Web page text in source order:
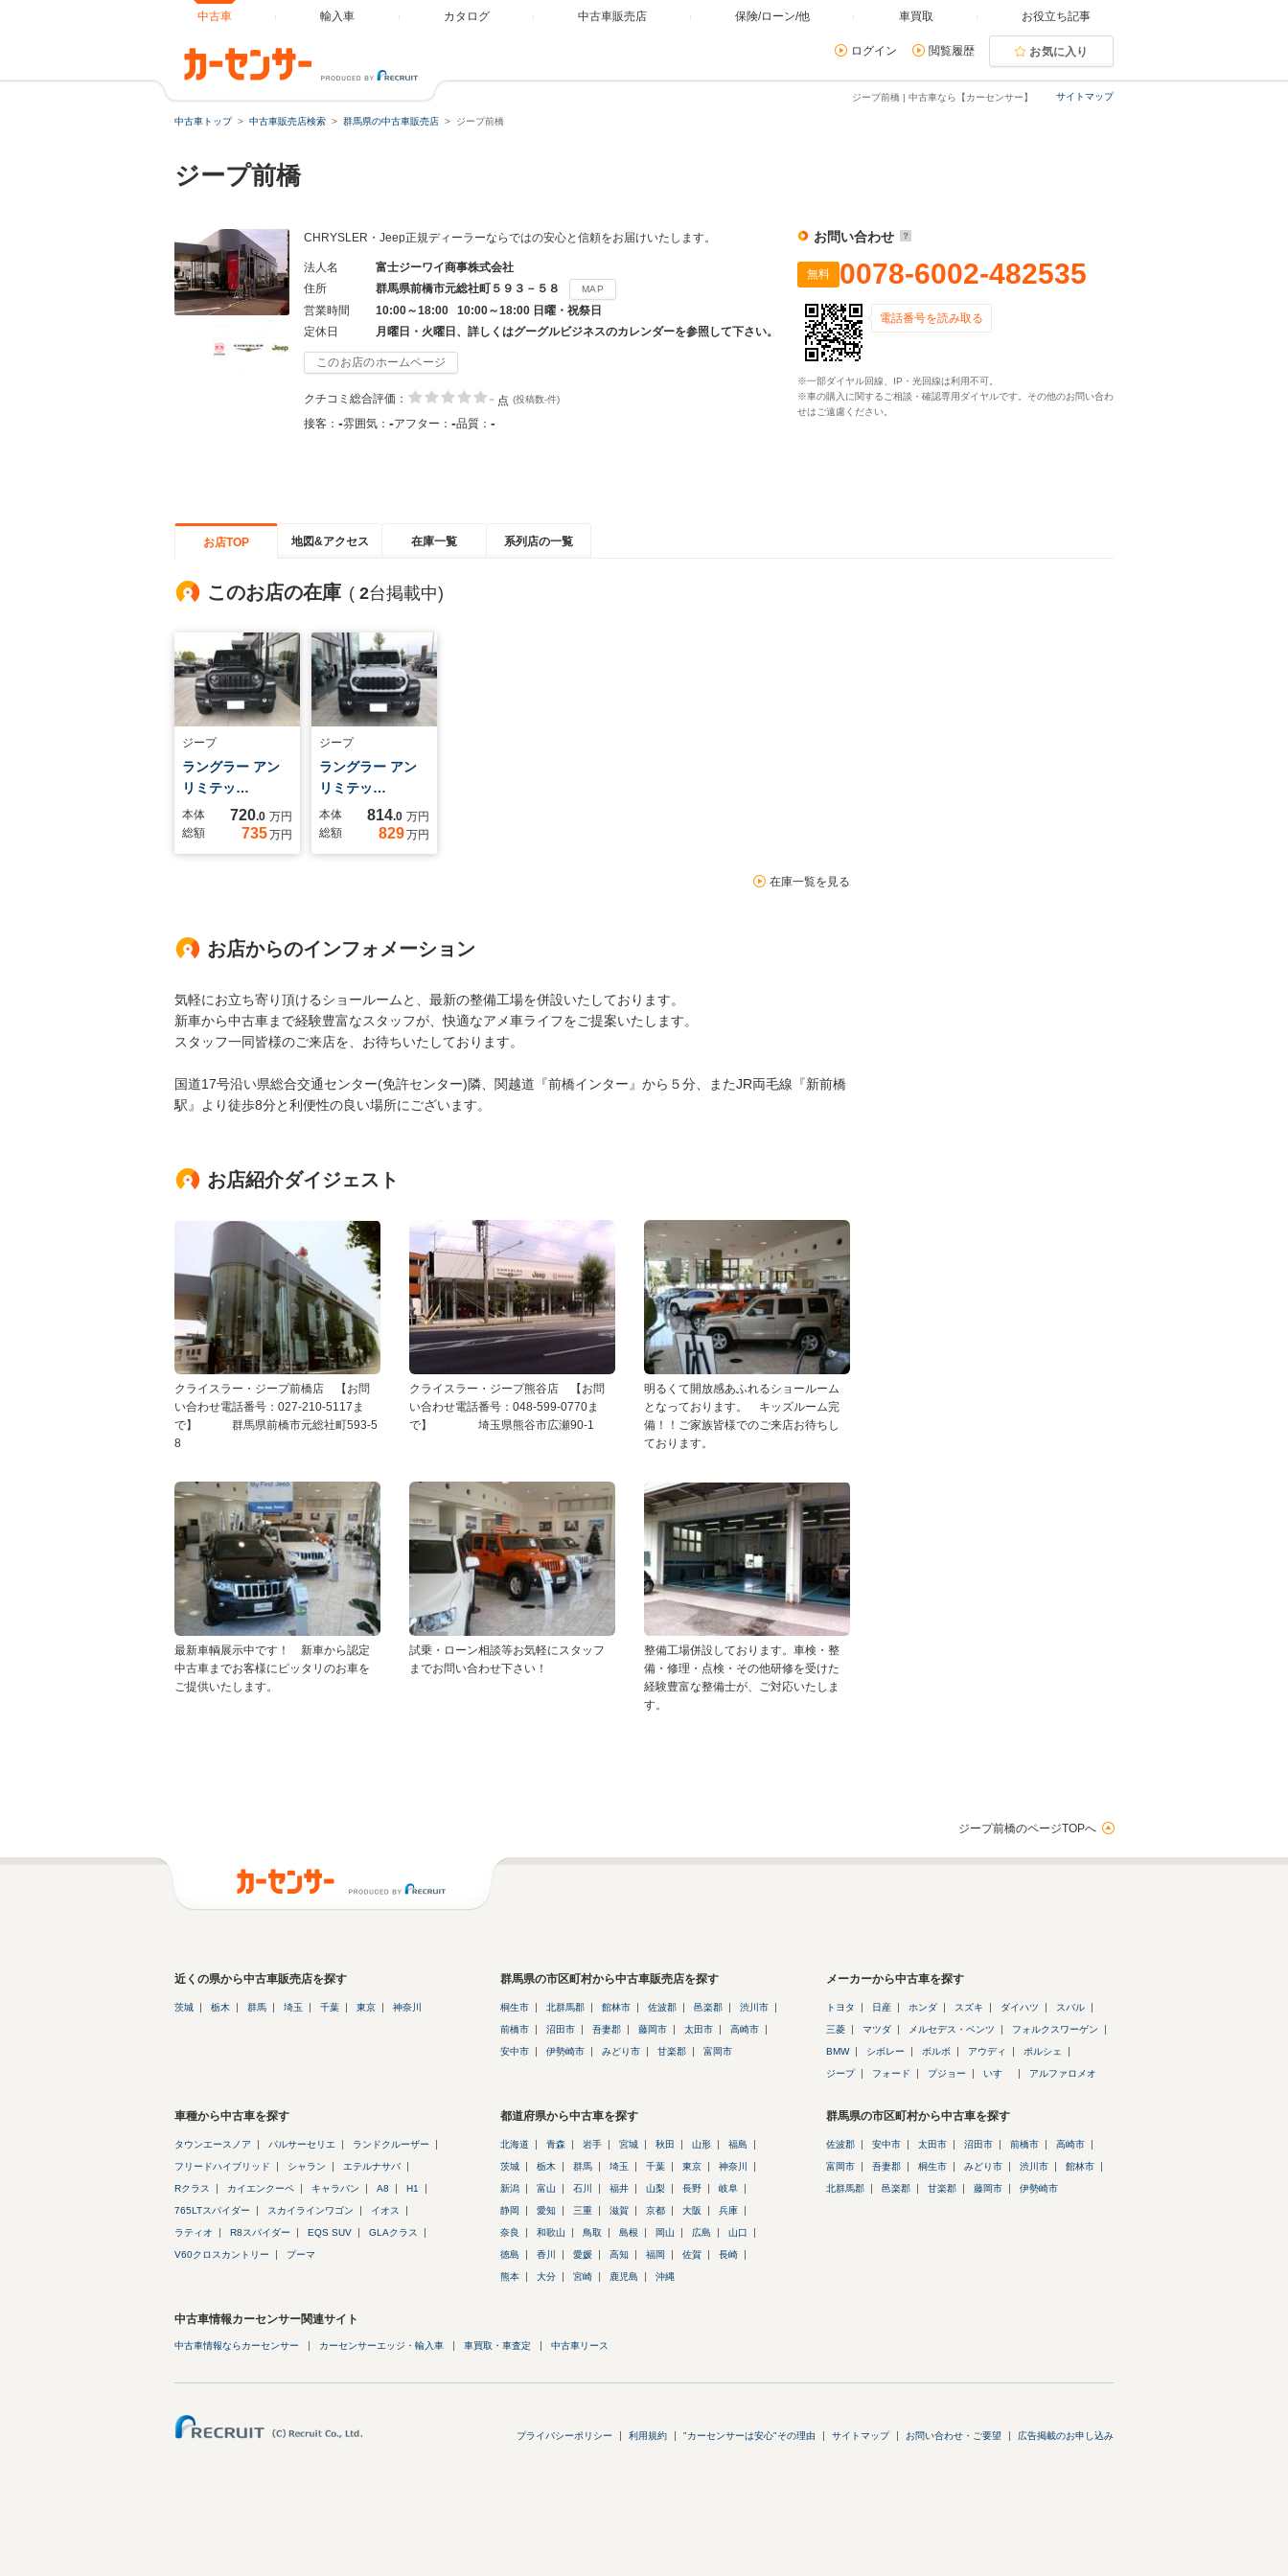
中古車 輸入車 カタログ 中古車販売店 保険/ローン/他 車買取 お役立ち記事
ログイン 閲覧履歴 お気に入り
サイトマップ
ジープ前橋 | 中古車なら【カーセンサー】
中古車トップ 中古車販売店検索 群馬県の中古車販売店 ジープ前橋
ジープ前橋
CHRYSLER・Jeep正規ディーラーならではの安心と信頼をお届けいたします。
法人名
富士ジーワイ商事株式会社
住所
群馬県前橋市元総社町５９３－５８ MAP
営業時間
10:00～18:00 10:00～18:00 日曜・祝祭日
定休日
月曜日・火曜日、詳しくはグーグルビジネスのカレンダーを参照して下さい。
このお店のホームページ
クチコミ総合評価： - 点 (投稿数-件)
接客： -雰囲気： -アフター： -品質： -
お問い合わせ
無料 0078-6002-482535
電話番号を読み取る
※一部ダイヤル回線、IP・光回線は利用不可。
※車の購入に関するご相談・確認専用ダイヤルです。その他のお問い合わ
せはご遠慮ください。
お店TOP 地図&アクセス 在庫一覧 系列店の一覧
このお店の在庫 ( 2台掲載中)
ジープ
ラングラー アン
リミテッ…
本体 720.0 万円
総額
735万円
ジープ
ラングラー アン
リミテッ…
本体 814.0 万円
総額
829万円
在庫一覧を見る
お店からのインフォメーション
気軽にお立ち寄り頂けるショールームと、最新の整備工場を併設いたしております。
新車から中古車まで経験豊富なスタッフが、快適なアメ車ライフをご提案いたします。
スタッフ一同皆様のご来店を、お待ちいたしております。
国道17号沿い県総合交通センター(免許センター)隣、関越道『前橋インター』から５分、またJR両毛線『新前橋
駅』より徒歩8分と利便性の良い場所にございます。
お店紹介ダイジェスト
クライスラー・ジープ前橋店 【お問
い合わせ電話番号：027-210-5117ま
で】 群馬県前橋市元総社町593-5
8
クライスラー・ジープ熊谷店 【お問
い合わせ電話番号：048-599-0770ま
で】 埼玉県熊谷市広瀬90-1
明るくて開放感あふれるショールーム
となっております。 キッズルーム完
備！！ご家族皆様でのご来店お待ちし
ております。
最新車輌展示中です！ 新車から認定
中古車までお客様にピッタリのお車を
ご提供いたします。
試乗・ローン相談等お気軽にスタッフ
までお問い合わせ下さい！
整備工場併設しております。車検・整
備・修理・点検・その他研修を受けた
経験豊富な整備士が、ご対応いたしま
す。
ジープ前橋のページTOPへ
近くの県から中古車販売店を探す
茨城 栃木 群馬 埼玉 千葉 東京 神奈川
群馬県の市区町村から中古車販売店を探す
桐生市 北群馬郡 館林市 佐波郡 邑楽郡 渋川市
前橋市 沼田市 吾妻郡 藤岡市 太田市 高崎市
安中市 伊勢崎市 みどり市 甘楽郡 富岡市
メーカーから中古車を探す
トヨタ 日産 ホンダ スズキ ダイハツ スバル
三菱 マツダ メルセデス・ベンツ フォルクスワーゲン
BMW シボレー ボルボ アウディ ポルシェ
ジープ フォード プジョー いすゞ アルファロメオ
車種から中古車を探す
タウンエースノア パルサーセリエ ランドクルーザー
フリードハイブリッド シャラン エテルナサバ
Rクラス カイエンクーペ キャラバン A8 H1
765LTスパイダー スカイラインワゴン イオス
ラティオ R8スパイダー EQS SUV GLAクラス
V60クロスカントリー プーマ
都道府県から中古車を探す
北海道 青森 岩手 宮城 秋田 山形 福島
茨城 栃木 群馬 埼玉 千葉 東京 神奈川
新潟 富山 石川 福井 山梨 長野 岐阜
静岡 愛知 三重 滋賀 京都 大阪 兵庫
奈良 和歌山 鳥取 島根 岡山 広島 山口
徳島 香川 愛媛 高知 福岡 佐賀 長崎
熊本 大分 宮崎 鹿児島 沖縄
群馬県の市区町村から中古車を探す
佐波郡 安中市 太田市 沼田市 前橋市 高崎市
富岡市 吾妻郡 桐生市 みどり市 渋川市 館林市
北群馬郡 邑楽郡 甘楽郡 藤岡市 伊勢崎市
中古車情報カーセンサー関連サイト
中古車情報ならカーセンサー カーセンサーエッジ・輸入車 車買取・車査定 中古車リース
プライバシーポリシー 利用規約 "カーセンサーは安心"その理由 サイトマップ お問い合わせ・ご要望 広告掲載のお申し込み